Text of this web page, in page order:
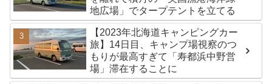
地広場」でタープテントを立てる
【2023年北海道キャンピングカー
旅】14日目、キャンプ場視察のつ
もりが最高すぎて「寿都浜中野営
場」滞在することに